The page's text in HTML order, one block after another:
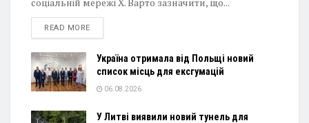
READ MOREDETAILS
Україна отримала від Польщі новий
список місць для ексгумацій
06.08.2026
У Литві виявили новий тунель для